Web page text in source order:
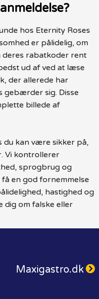
hos Eternity Roses
er pålidelig, om
deres rabatkoder rent
ud af ved at læse
der allerede har
gebærder sig. Disse
billede af
du kan være sikker på,
Vi kontrollerer
sprogbrug og
en god fornemmelse
hastighed og
dig om falske eller
Maxigastro.dk